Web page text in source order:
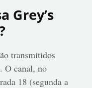
Grey’s
transmitidos
. O canal, no
18 (segunda a